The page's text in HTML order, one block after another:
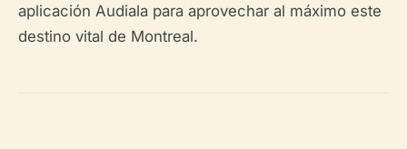
aplicación Audiala para aprovechar al máximo este
destino vital de Montreal.